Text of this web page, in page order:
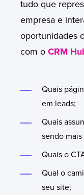
tudo que
empresa e
oportunidades
com o CRM
Quais
em leads;
Quais
sendo
Quais o
Qual o
seu site;